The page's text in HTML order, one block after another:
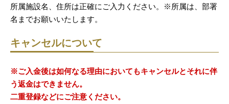
所属施設名、住所は正確にご入力ください。※所属は、部署
名までお願いいたします。
キャンセルについて
※ご入金後は如何なる理由においてもキャンセルとそれに伴
う返金はできません。
二重登録などにご注意ください。